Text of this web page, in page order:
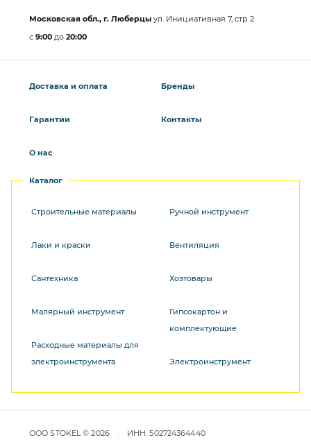
Московская обл., г. Люберцы ул. Инициативная 7, стр 2
с 9:00 до 20:00
Доставка и оплата
Гарантии
О нас
Бренды
Контакты
Каталог
Строительные материалы
Лаки и краски
Сантехника
Малярный инструмент
Расходные материалы для
электроинструмента
Ручной инструмент
Вентиляция
Хозтовары
Гипсокартон и
комплектующие
Электроинструмент
ООО STOKEL © 2026 ИНН: 502724364440